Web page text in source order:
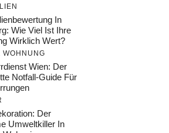
In
Wie Viel Ist Ihre
Wirklich Wert?
WOHNUNG
Wien: Der
Notfall-Guide Für
Der
Umweltkiller In